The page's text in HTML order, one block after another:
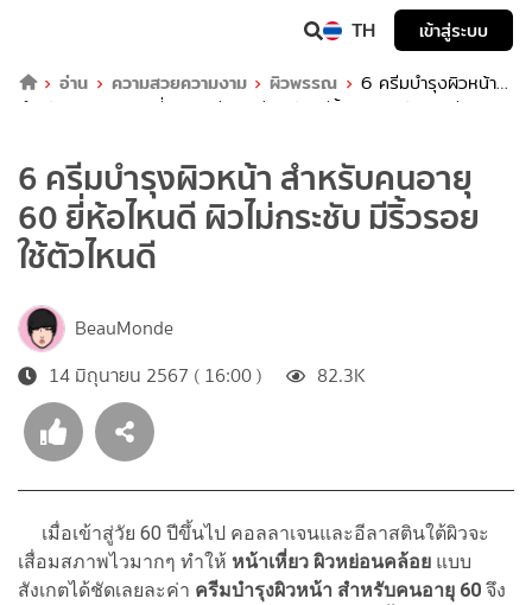
TH
เข้าสู่ระบบ
อ่าน
ความสวยความงาม ผิวพรรณ
6 ครีมบำรุงผิวหน้า
สำหรับคนอายุ 60 ยี่ห้อไหนดี ผิวไม่กระชับ มีริ้วรอย ใช้ตัวไหนดี
6 ครีมบำรุงผิวหน้า สำหรับคนอายุ
60 ยี่ห้อไหนดี ผิวไม่กระชับ มีริ้วรอย
ใช้ตัวไหนดี
BeauMonde
14 มิถุนายน 2567 ( 16:00 )
82.3K
เมื่อเข้าสู่วัย 60 ปีขึ้นไป คอลลาเจนและอีลาสตินใต้ผิวจะ
เสื่อมสภาพไวมากๆ ทำให้ หน้าเหี่ยว ผิวหย่อนคล้อย แบบ
สังเกตได้ชัดเลยละค่า ครีมบำรุงผิวหน้า สำหรับคนอายุ 60 จึง